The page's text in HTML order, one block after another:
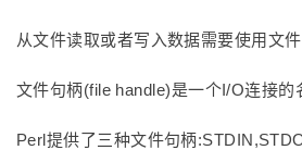
从文件读取或者写入数据需要使用文件
文件句柄(file handle)是一个I/O连接的
Perl提供了三种文件句柄